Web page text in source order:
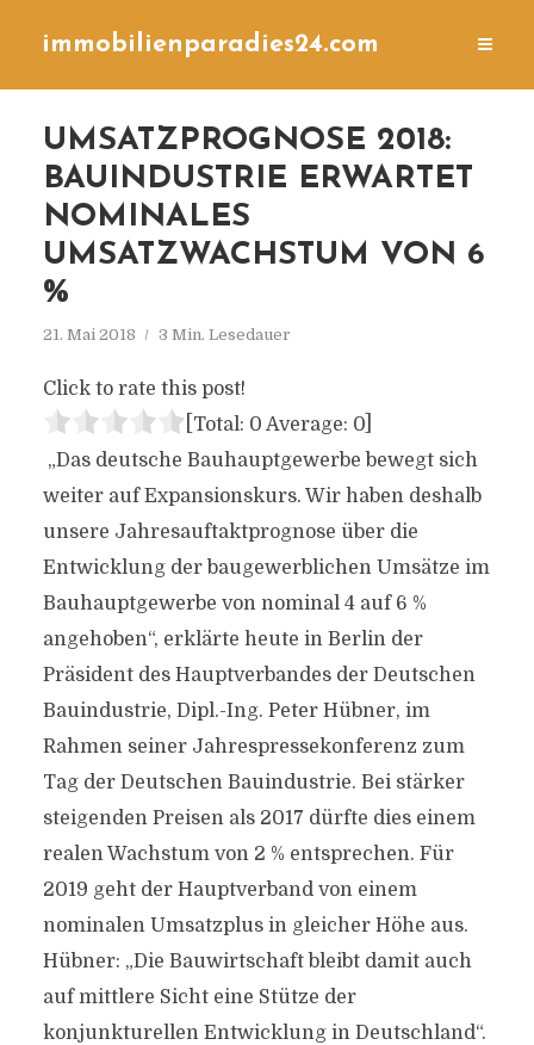
immobilienparadies24.com
UMSATZPROGNOSE 2018:
BAUINDUSTRIE ERWARTET
NOMINALES
UMSATZWACHSTUM VON 6
%
21. Mai 2018 3 Min. Lesedauer
Click to rate this post!
[Total: 0 Average: 0]
„Das deutsche Bauhauptgewerbe bewegt sich
weiter auf Expansionskurs. Wir haben deshalb
unsere Jahresauftaktprognose über die
Entwicklung der baugewerblichen Umsätze im
Bauhauptgewerbe von nominal 4 auf 6 %
angehoben“, erklärte heute in Berlin der
Präsident des Hauptverbandes der Deutschen
Bauindustrie, Dipl.-Ing. Peter Hübner, im
Rahmen seiner Jahrespressekonferenz zum
Tag der Deutschen Bauindustrie. Bei stärker
steigenden Preisen als 2017 dürfte dies einem
realen Wachstum von 2 % entsprechen. Für
2019 geht der Hauptverband von einem
nominalen Umsatzplus in gleicher Höhe aus.
Hübner: „Die Bauwirtschaft bleibt damit auch
auf mittlere Sicht eine Stütze der
konjunkturellen Entwicklung in Deutschland“.